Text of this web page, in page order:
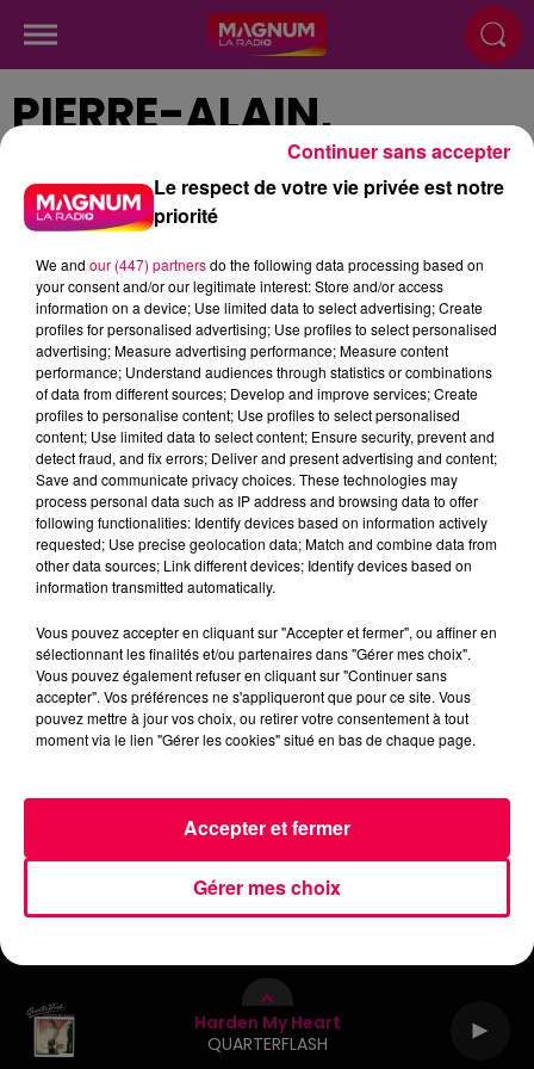
Harden My Heart
QUARTERFLASH
PIERRE-ALAIN,
ANIMATEUR DU
MAGNUM CAFÉ
Publié : 26 novembre 2025 à 17h06 par
Virginie Riquoir
ACCUEIL INFOS
EMISSIONS
AGENDA
JEUX
PODCASTS
CINÉMA
DIRECT VIDÉO
MAGNUM 80
NOUS CONTACTER
Mentions Légales Politique de Confidentialité
2025 2024
Le respect de votre vie privée est notre
priorité
We and our (447) partnersdo the following data processing based on
your consent and/or our legitimate interest: Store and/or access
information on a device; Use limited data to select advertising; Create
profiles for personalised advertising; Use profiles to select personalised
advertising; Measure advertising performance; Measure content
performance; Understand audiences through statistics or combinations
of data from different sources; Develop and improve services; Create
profiles to personalise content; Use profiles to select personalised
content; Use limited data to select content; Ensure security, prevent and
detect fraud, and fix errors; Deliver and present advertising and content;
Save and communicate privacy choices. These technologies may
process personal data such as IP address and browsing data to offer
following functionalities: Identify devices based on information actively
requested; Use precise geolocation data; Match and combine data from
other data sources; Link different devices; Identify devices based on
information transmitted automatically.
Vous pouvez accepter en cliquant sur "Accepter et fermer", ou affiner en
sélectionnant les finalités et/ou partenaires dans "Gérer mes choix".
Vous pouvez également refuser en cliquant sur "Continuer sans
accepter". Vos préférences ne s'appliqueront que pour ce site. Vous
pouvez mettre à jour vos choix, ou retirer votre consentement à tout
moment via le lien "Gérer les cookies" situé en bas de chaque page.
Gérer mes choix
Accepter et fermer
Continuer sans accepter